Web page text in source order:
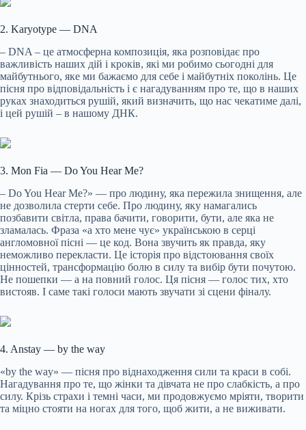
2. Karyotype — DNA
– DNA – це атмосферна композиція, яка розповідає про
важливість наших дій і кроків, які ми робимо сьогодні для
майбутнього, яке ми бажаємо для себе і майбутніх поколінь. Це
пісня про відповідальність і є нагадуванням про те, що в наших
руках знаходиться рушій, який визначить, що нас чекатиме далі,
і цей рушій – в нашому ДНК.
3. Mon Fia — Do You Hear Me?
– Do You Hear Me?» — про людину, яка пережила знищення, але
не дозволила стерти себе. Про людину, яку намагались
позбавити світла, права бачити, говорити, бути, але яка не
зламалась. Фраза «а хто мене чує» українською в серці
англомовної пісні — це код. Вона звучить як правда, яку
неможливо перекласти. Це історія про відстоювання своїх
цінностей, трансформацію болю в силу та вибір бути почутою.
Не пошепки — а на повний голос. Ця пісня — голос тих, хто
вистояв. І саме такі голоси мають звучати зі сцени фіналу.
4. Anstay — by the way
«by the way» — пісня про віднаходження сили та краси в собі.
Нагадування про те, що жінки та дівчата не про слабкість, а про
силу. Крізь страхи і темні часи, ми продовжуємо мріяти, творити
та міцно стояти на ногах для того, щоб жити, а не виживати.